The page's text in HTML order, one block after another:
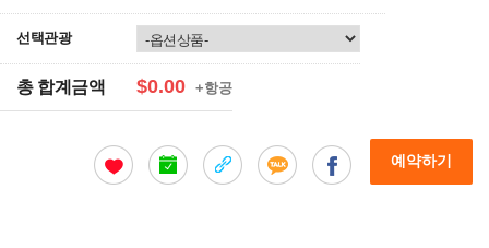
선택관광
총 합계금액 $0.00 +항공
예약하기